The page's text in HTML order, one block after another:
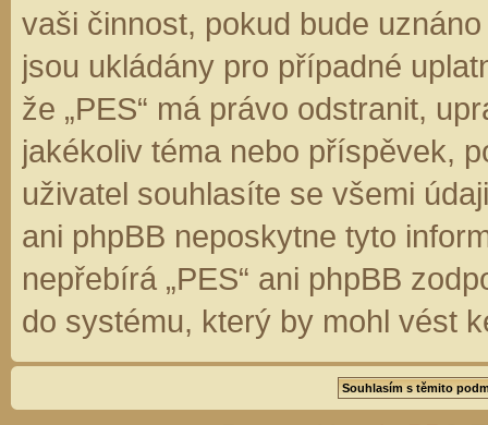
vaši činnost, pokud bude
jsou ukládány pro případné
že „PES“ má právo odstranit,
jakékoliv téma nebo příspěvek,
uživatel souhlasíte se všemi
ani phpBB neposkytne tyto
nepřebírá „PES“ ani phpBB
do systému, který by mohl vést